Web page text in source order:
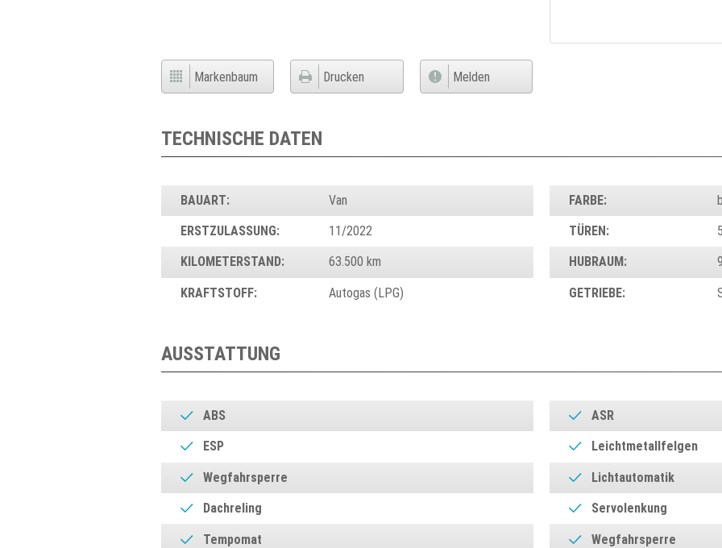
Markenbaum Drucken Melden
TECHNISCHE DATEN
BAUART: Van FARBE:
ERSTZULASSUNG: 11/2022 TÜREN:
KILOMETERSTAND: 63.500 km HUBRAUM:
KRAFTSTOFF: Autogas (LPG) GETRIEBE:
AUSSTATTUNG
ABS ASR
ESP Leichtmetallfelgen
Wegfahrsperre Lichtautomatik
Dachreling Servolenkung
Tempomat Wegfahrsperre